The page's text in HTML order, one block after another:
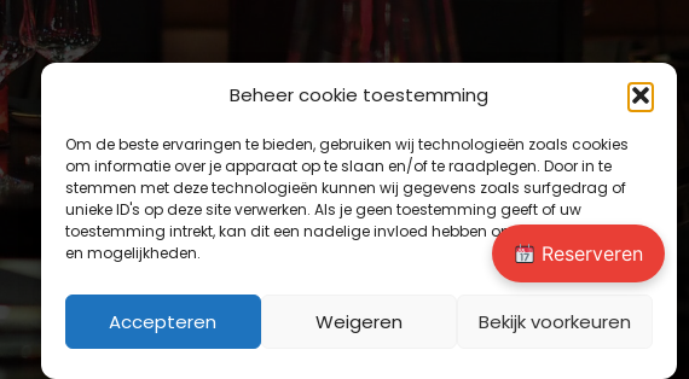
Beheer cookie toestemming
Om de beste ervaringen te bieden, gebruiken wij technologieën zoals cookies
om informatie over je apparaat op te slaan en/of te raadplegen. Door in te
stemmen met deze technologieën kunnen wij gegevens zoals surfgedrag of
unieke ID's op deze site verwerken. Als je geen toestemming geeft of uw
toestemming intrekt, kan dit een nadelige invloed hebben op bepaalde functies
en mogelijkheden.
Accepteren Weigeren Bekijk voorkeuren
Reserveren